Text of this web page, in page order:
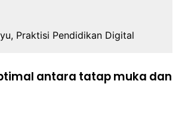
Praktisi Pendidikan Digital
antara tatap muka dan